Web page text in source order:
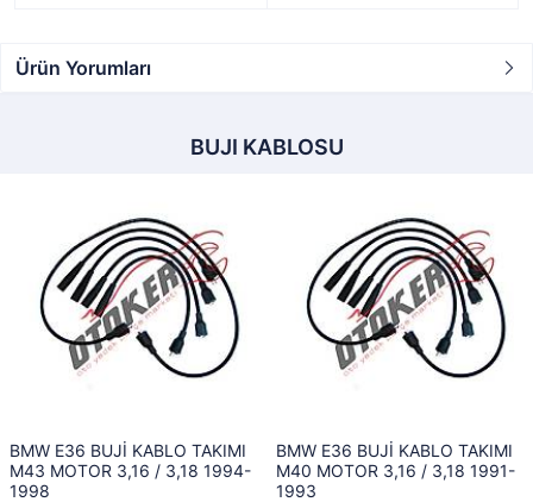
Ürün Yorumları
BUJI KABLOSU
BMW E36 BUJİ KABLO TAKIMI
M43 MOTOR 3,16 / 3,18 1994-
1998
BMW E36 BUJİ KABLO TAKIMI
M40 MOTOR 3,16 / 3,18 1991-
1993